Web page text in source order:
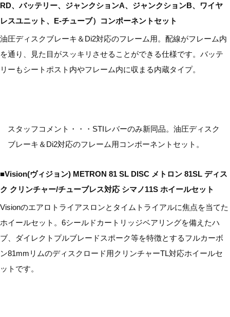
RD、バッテリー、ジャンクションA、ジャンクションB、ワイヤ
レスユニット、E-チューブ）コンポーネントセット
油圧ディスクブレーキ＆Di2対応のフレーム用。配線がフレーム内
を通り、見た目がスッキリさせることができる仕様です。バッテ
リーもシートポスト内やフレーム内に収まる内蔵タイプ。
スタッフコメント・・・STIレバーのみ新同品。油圧ディスク
ブレーキ＆Di2対応のフレーム用コンポーネントセット。
■Vision(ヴィジョン) METRON 81 SL DISC メトロン 81SL ディス
ク クリンチャー/チューブレス対応 シマノ11S ホイールセット
Visionのエアロトライアスロンとタイムトライアルに焦点を当てた
ホイールセット。6シールドカートリッジベアリングを備えたハ
ブ、ダイレクトプルブレードスポーク等を特徴とするフルカーボ
ン81mmリムのディスクロード用クリンチャーTL対応ホイールセ
ットです。